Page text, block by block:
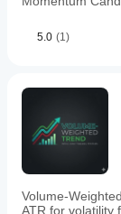
5.0 (1)
Volume-
ATR for volatility